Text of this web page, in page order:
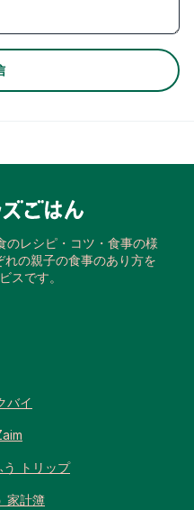
のレシピ・コツ・食事の様
の親子の食事のあり方を
スです。
バイ
トリップ
家計簿